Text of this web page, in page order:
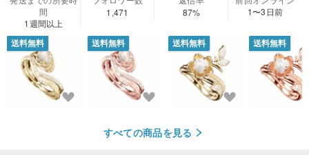
間
1週間以上
1,471
87%
1〜3日前
送料無料 送料無料 送料無料 送料無料
すべての商品を見る